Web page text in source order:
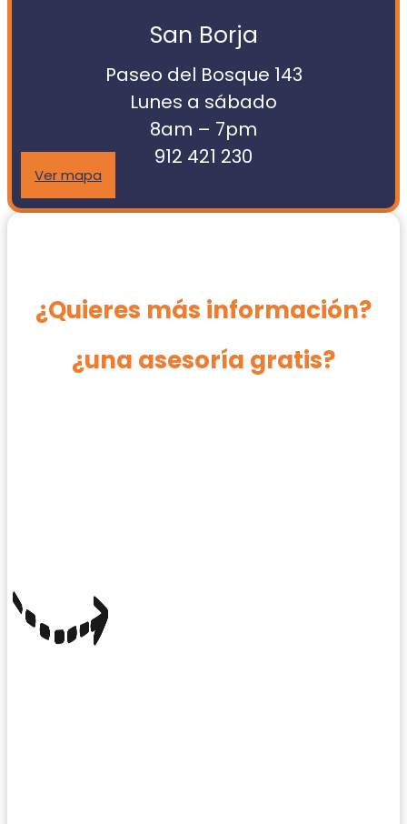
San Borja
Paseo del Bosque 143
Lunes a sábado
8am – 7pm
912 421 230
Ver mapa
¿Quieres más información?
¿una asesoría gratis?